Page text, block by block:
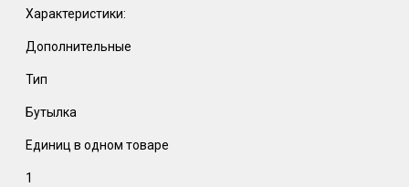
Характеристики:
Дополнительные
Тип
Бутылка
Единиц в одном товаре
1